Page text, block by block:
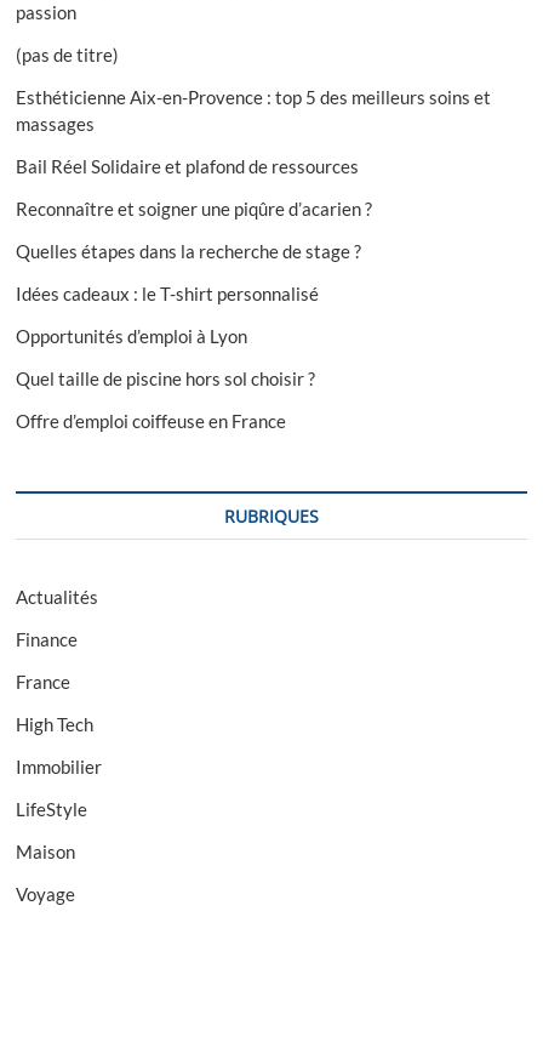
passion
(pas de titre)
Esthéticienne Aix-en-Provence : top 5 des meilleurs soins et
massages
Bail Réel Solidaire et plafond de ressources
Reconnaître et soigner une piqûre d’acarien ?
Quelles étapes dans la recherche de stage ?
Idées cadeaux : le T-shirt personnalisé
Opportunités d’emploi à Lyon
Quel taille de piscine hors sol choisir ?
Offre d’emploi coiffeuse en France
RUBRIQUES
Actualités
Finance
France
High Tech
Immobilier
LifeStyle
Maison
Voyage